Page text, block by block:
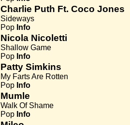
Charlie Puth Ft. Coco Jones
Sideways
Pop Info
Nicola Nicoletti
Shallow Game
Pop Info
Patty Simkins
My Farts Are Rotten
Pop Info
Mumle
Walk Of Shame
Pop Info